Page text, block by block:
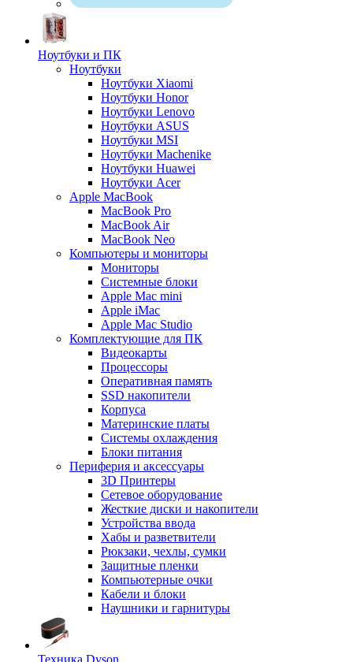
Ноутбуки и ПК
Ноутбуки
Ноутбуки Xiaomi
Ноутбуки Honor
Ноутбуки Lenovo
Ноутбуки ASUS
Ноутбуки MSI
Ноутбуки Machenike
Ноутбуки Huawei
Ноутбуки Acer
Apple MacBook
MacBook Pro
MacBook Air
MacBook Neo
Компьютеры и мониторы
Мониторы
Системные блоки
Apple Mac mini
Apple iMac
Apple Mac Studio
Комплектующие для ПК
Видеокарты
Процессоры
Оперативная память
SSD накопители
Корпуса
Материнские платы
Системы охлаждения
Блоки питания
Периферия и аксессуары
3D Принтеры
Сетевое оборудование
Жесткие диски и накопители
Устройства ввода
Хабы и разветвители
Рюкзаки, чехлы, сумки
Защитные пленки
Компьютерные очки
Кабели и блоки
Наушники и гарнитуры
Техника Dyson